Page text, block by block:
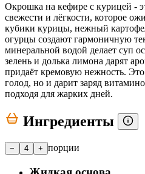
Окрошка на кефире с курицей -
свежести и лёгкости, которое
кубики курицы, нежный
огурцы создают гармоничную
минеральной водой делает суп
зелень и долька лимона дарят
придаёт кремовую нежность.
голод, но и дарит заряд
подходя для жарких дней.
Ингредиенты
− 4 + порции